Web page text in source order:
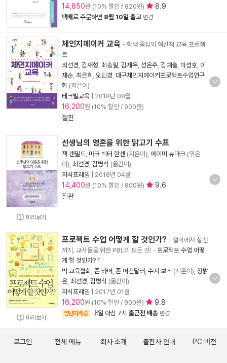
14,850원 (10% 할인 / 820원) 8.9
택배로 주문하면 8월 10일 출고 변경
체인지메이커 교육 - 학생 중심의 혁신적 교육 프로젝
트
최선경 김재형 최송일 김재우 성은주 김예슬 박성호 이
재순 최은희 오민경 대구체인지메이커프로젝트수업연구
회 (지은이)
테크빌교육
2018년 08월
16,200원 (10% 할인 / 900원)
절판
미리보기
선생님의 영혼을 위한 닭고기 수프
잭 캔필드 마크 빅터 한센 (지은이), 에이미 뉴마크 (엮은
이), 최선경 김병식 (옮긴이)
지식프레임
2018년 04월
14,400원 (10% 할인 / 800원)
9.6
절판
미리보기
프로젝트 수업 어떻게 할 것인가? - 철학에서 실천
까지, 교사들을 위한 PBL의 모든 것! - 프로젝트 수업 어떻
게 할 것인가? 1
벅 교육협회 존 라머 존 머겐달러 수지 보스 (지은이), 장밝
은 최선경 김병식 (옮긴이)
지식프레임
2017년 01월
16,200원 (10% 할인 / 900원) 9.8
양탄자배송 내일 아침 7시 출근전 배송 변경
로그인 전체 메뉴 회사 소개 출판사 안내 PC 버전